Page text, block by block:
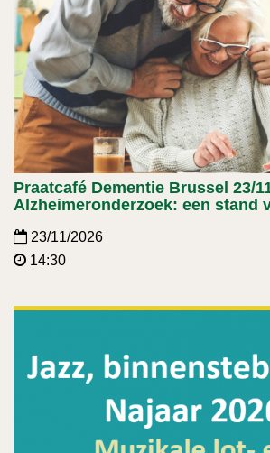
Praatcafé Dementie Brussel 23/
Alzheimeronderzoek: een stand
23/11/2026
14:30